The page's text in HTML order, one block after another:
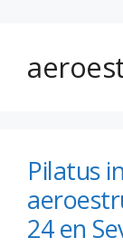
Pilatus
24 en